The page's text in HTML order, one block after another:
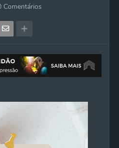
Comentários